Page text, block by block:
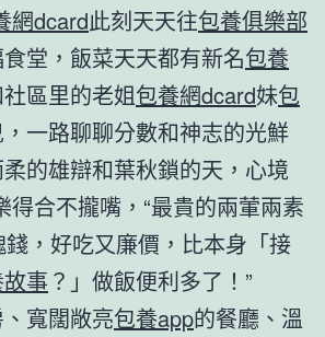
網dcard此刻天天往包養俱樂部
堂，飯菜天天都有新名包養
區里的老姐包養網dcard妹包
一路聊聊分數和神志的光鮮
的雄辯和葉秋鎖的天，心境
得合不攏嘴，“最貴的兩葷兩素
，好吃又廉價，比本身「接
事 ？」做飯便利多了！”
寬闊敞亮包養app的餐廳、溫